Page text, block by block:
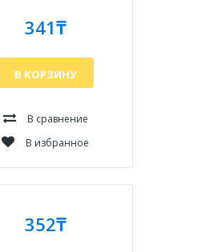
341₸
В КОРЗИНУ
В сравнение
В избранное
352₸